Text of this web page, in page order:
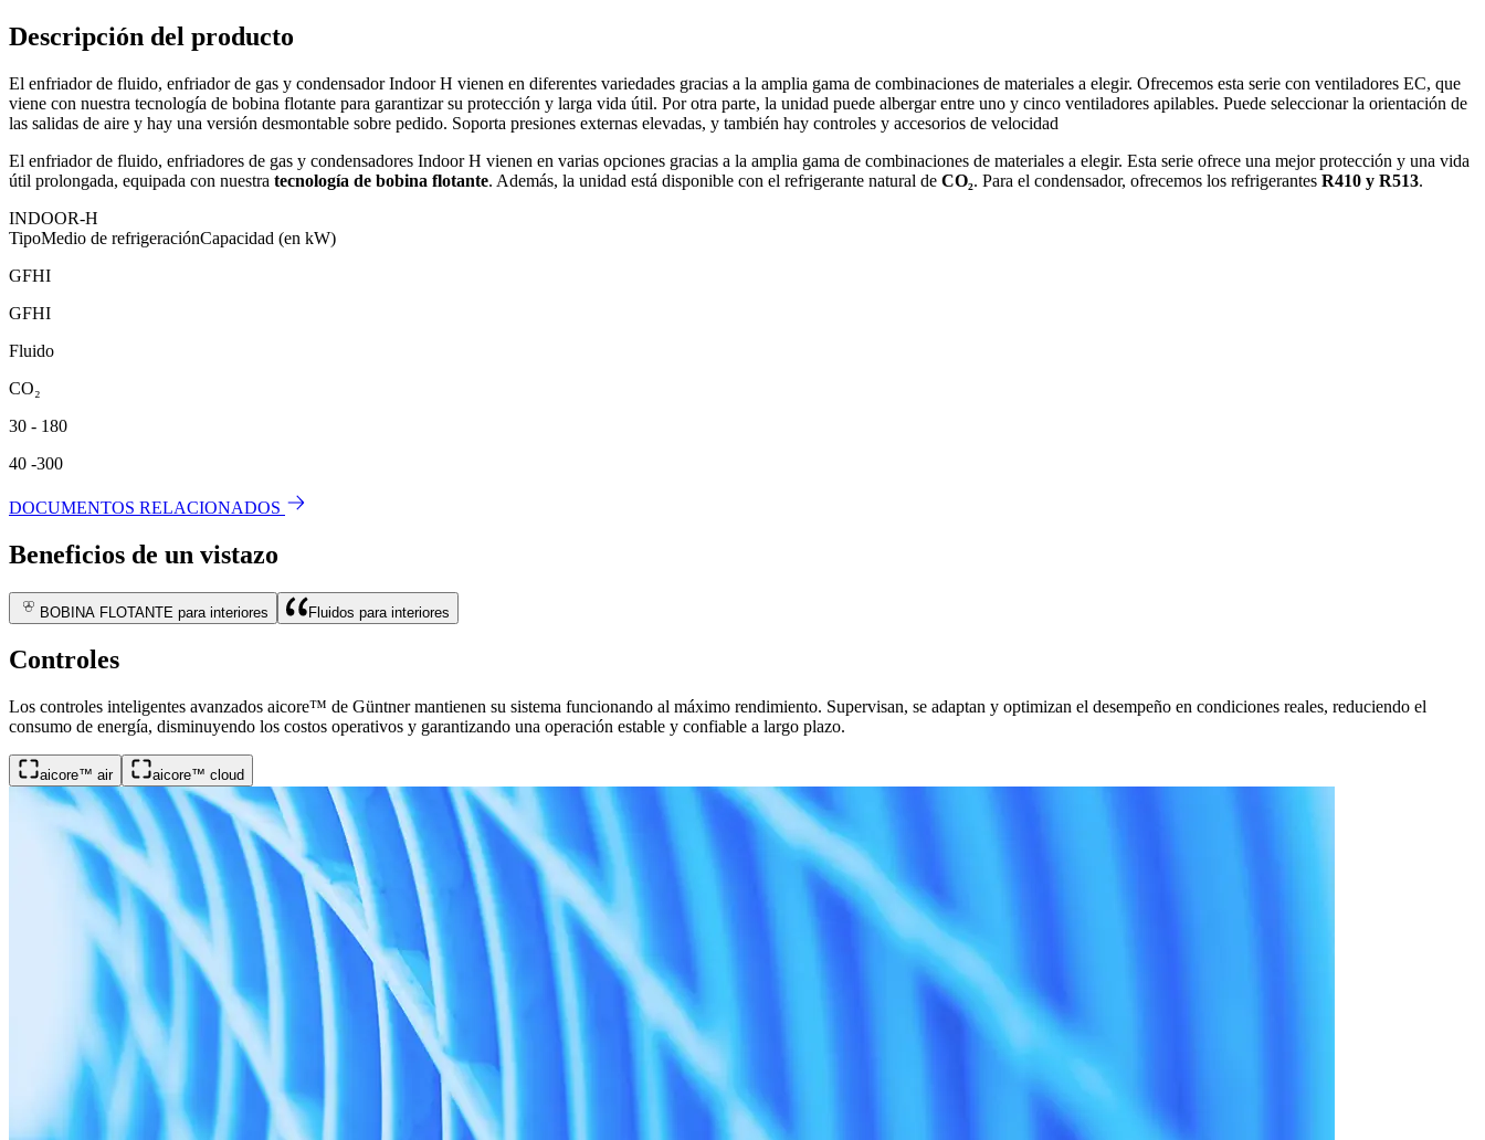
Descripción del producto
El enfriador de fluido, enfriador de gas y condensador Indoor H vienen en diferentes variedades gracias a la amplia gama de combinaciones de materiales a elegir. Ofrecemos esta serie con ventiladores EC, que
viene con nuestra tecnología de bobina flotante para garantizar su protección y larga vida útil. Por otra parte, la unidad puede albergar entre uno y cinco ventiladores apilables. Puede seleccionar la orientación de
las salidas de aire y hay una versión desmontable sobre pedido. Soporta presiones externas elevadas, y también hay controles y accesorios de velocidad
El enfriador de fluido, enfriadores de gas y condensadores Indoor H vienen en varias opciones gracias a la amplia gama de combinaciones de materiales a elegir. Esta serie ofrece una mejor protección y una vida
útil prolongada, equipada con nuestra tecnología de bobina flotante. Además, la unidad está disponible con el refrigerante natural de CO₂. Para el condensador, ofrecemos los refrigerantes R410 y R513.
INDOOR-H
TipoMedio de refrigeraciónCapacidad (en kW)
GFHI
GFHI
Fluido
CO₂
30 - 180
40 -300
DOCUMENTOS RELACIONADOS
Beneficios de un vistazo
BOBINA FLOTANTE para interiores Fluidos para interiores
Controles
Los controles inteligentes avanzados aicore™ de Güntner mantienen su sistema funcionando al máximo rendimiento. Supervisan, se adaptan y optimizan el desempeño en condiciones reales, reduciendo el
consumo de energía, disminuyendo los costos operativos y garantizando una operación estable y confiable a largo plazo.
aicore™ air aicore™ cloud